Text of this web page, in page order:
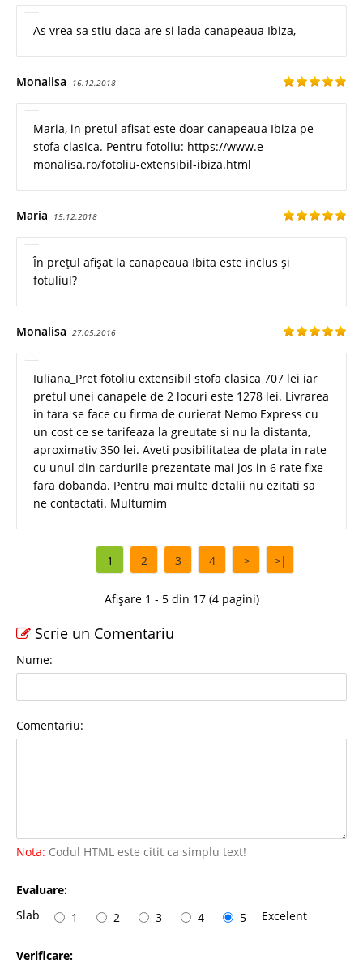
As vrea sa stiu daca are si lada canapeaua Ibiza,
Monalisa 16.12.2018
Maria, in pretul afisat este doar canapeaua Ibiza pe
stofa clasica. Pentru fotoliu: https://www.e-
monalisa.ro/fotoliu-extensibil-ibiza.html
Maria 15.12.2018
În prețul afișat la canapeaua Ibita este inclus și
fotuliul?
Monalisa 27.05.2016
Iuliana_Pret fotoliu extensibil stofa clasica 707 lei iar
pretul unei canapele de 2 locuri este 1278 lei. Livrarea
in tara se face cu firma de curierat Nemo Express cu
un cost ce se tarifeaza la greutate si nu la distanta,
aproximativ 350 lei. Aveti posibilitatea de plata in rate
cu unul din cardurile prezentate mai jos in 6 rate fixe
fara dobanda. Pentru mai multe detalii nu ezitati sa
ne contactati. Multumim
1 2 3 4 > >|
Afișare 1 - 5 din 17 (4 pagini)
Scrie un Comentariu
Nume:
Comentariu:
Nota: Codul HTML este citit ca simplu text!
Evaluare:
Slab
1 2 3 4 5 Excelent
Verificare: